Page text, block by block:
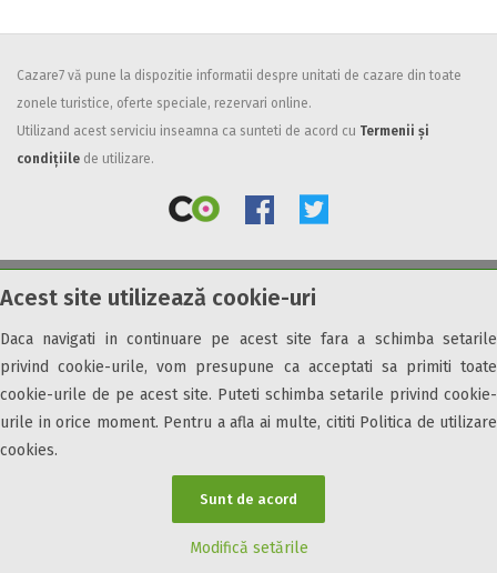
Acest site utilizează cookie-uri
Daca navigati in continuare pe acest site fara a schimba setarile
privind cookie-urile, vom presupune ca acceptati sa primiti toate
cookie-urile de pe acest site. Puteti schimba setarile privind cookie-
urile in orice moment. Pentru a afla ai multe, cititi Politica de utilizare
cookies.
Sunt de acord
Modifică setările
Facilități
Internet wireless
All inclusive
Pensiune completa
Demipensiune
Mic dejun
Accepta animale
Accepta voucher vacanta
Acces persoane cu dizabilități
Cazare7 vă pune la dispozitie informatii despre unitati de cazare din toate
zonele turistice, oferte speciale, rezervari online.
Utilizand acest serviciu inseamna ca sunteti de acord cu Termenii și
condițiile de utilizare.
© 2026 Cazare7. Toate drepturile rezervate.
Obiective turistice Informații utile Parteneri Cazare7 Harta Cazare7